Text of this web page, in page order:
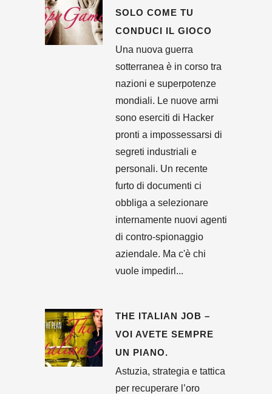
SOLO COME TU
CONDUCI IL GIOCO
Una nuova guerra
sotterranea è in corso tra
nazioni e superpotenze
mondiali. Le nuove armi
sono eserciti di Hacker
pronti a impossessarsi di
segreti industriali e
personali. Un recente
furto di documenti ci
obbliga a selezionare
internamente nuovi agenti
di contro-spionaggio
aziendale. Ma c'è chi
vuole impedirl...
THE ITALIAN JOB –
VOI AVETE SEMPRE
UN PIANO.
Astuzia, strategia e tattica
per recuperare l’oro